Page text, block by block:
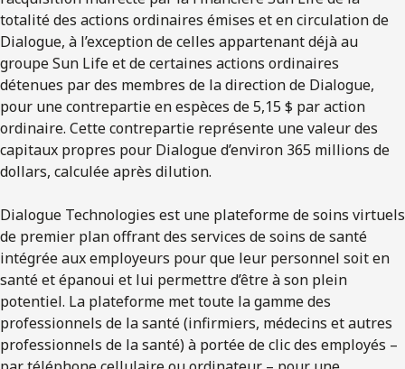
totalité des actions ordinaires émises et en circulation de
Dialogue, à l’exception de celles appartenant déjà au
groupe Sun Life et de certaines actions ordinaires
détenues par des membres de la direction de Dialogue,
pour une contrepartie en espèces de 5,15 $ par action
ordinaire. Cette contrepartie représente une valeur des
capitaux propres pour Dialogue d’environ 365 millions de
dollars, calculée après dilution.
Dialogue Technologies est une plateforme de soins virtuels
de premier plan offrant des services de soins de santé
intégrée aux employeurs pour que leur personnel soit en
santé et épanoui et lui permettre d’être à son plein
potentiel. La plateforme met toute la gamme des
professionnels de la santé (infirmiers, médecins et autres
professionnels de la santé) à portée de clic des employés –